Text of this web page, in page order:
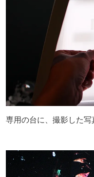
専用の台に、撮影した